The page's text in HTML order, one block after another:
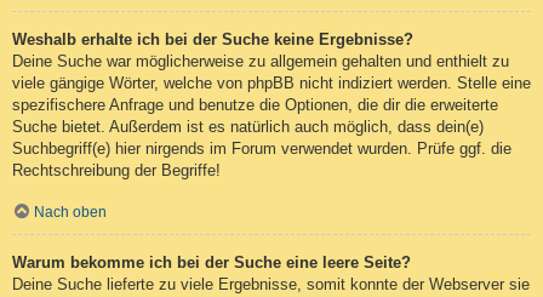
Weshalb erhalte ich bei der Suche keine Ergebnisse?
Deine Suche war möglicherweise zu allgemein gehalten und enthielt zu
viele gängige Wörter, welche von phpBB nicht indiziert werden. Stelle eine
spezifischere Anfrage und benutze die Optionen, die dir die erweiterte
Suche bietet. Außerdem ist es natürlich auch möglich, dass dein(e)
Suchbegriff(e) hier nirgends im Forum verwendet wurden. Prüfe ggf. die
Rechtschreibung der Begriffe!
Nach oben
Warum bekomme ich bei der Suche eine leere Seite?
Deine Suche lieferte zu viele Ergebnisse, somit konnte der Webserver sie